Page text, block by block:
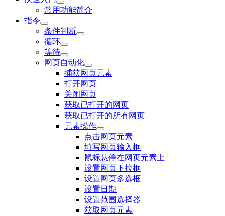
常用功能简介
指令
条件判断
循环
等待
网页自动化
捕获网页元素
打开网页
关闭网页
获取已打开的网页
获取已打开的所有网页
元素操作
点击网页元素
填写网页输入框
鼠标悬停在网页元素上
设置网页下拉框
设置网页多选框
设置日期
设置范围选择器
获取网页元素